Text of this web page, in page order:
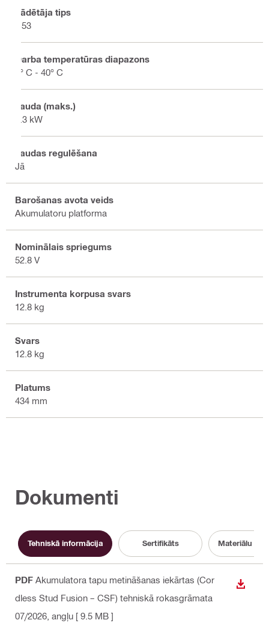
Lādētāja tips
C53
Darba temperatūras diapazons
5° C - 40° C
Jauda (maks.)
5.3 kW
Jaudas regulēšana
Jā
Barošanas avota veids
Akumulatoru platforma
Nominālais spriegums
52.8 V
Instrumenta korpusa svars
12.8 kg
Svars
12.8 kg
Platums
434 mm
Dokumenti
Tehniskā informācija Sertifikāts Materiālu
PDF Akumulatora tapu metināšanas iekārtas (Cor
dless Stud Fusion – CSF) tehniskā rokasgrāmata
07/2026 , angļu [ 9.5 MB ]